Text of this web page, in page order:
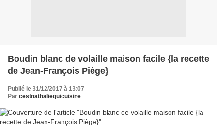
Boudin blanc de volaille maison facile {la recette
de Jean-François Piège}
Publié le 31/12/2017 à 13:07
Par cestnathaliequicuisine